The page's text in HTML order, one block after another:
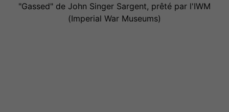
avec"Gassed" de John Singer Sargent, prêté par l'IWM
(Imperial War Museums)